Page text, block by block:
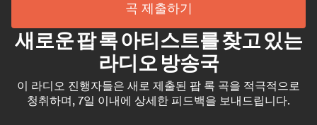
곡 제출하기
새로운 팝 록 아티스트를 찾고 있는
라디오 방송국
이 라디오 진행자들은 새로 제출된 팝 록 곡을 적극적으로
청취하며, 7일 이내에 상세한 피드백을 보내드립니다.